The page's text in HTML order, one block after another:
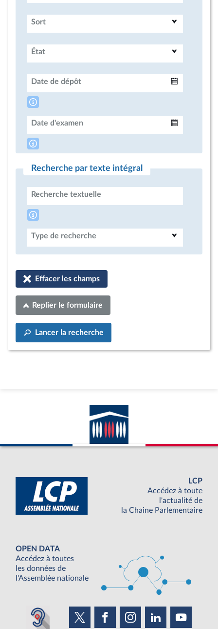
Sort
État
Date de dépôt
Date d'examen
Recherche par texte intégral
Recherche textuelle
Type de recherche
Effacer les champs
Replier le formulaire
Lancer la recherche
LCP
Accédez à toute
l'actualité de
la Chaine Parlementaire
OPEN DATA
Accédez à toutes
les données de
l'Assemblée nationale